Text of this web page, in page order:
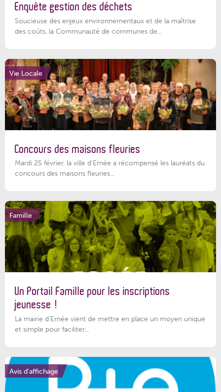
Enquête gestion des déchets
Soucieuse des enjeux environnementaux et de la maîtrise
des coûts, la Communauté de communes de...
Vie Locale
Concours des maisons fleuries
Mardi 25 février, la ville d'Ernée a récompensé les lauréats du
concours des maisons fleuries...
Famille
Un Portail Famille pour les inscriptions
jeunesse !
La mairie d’Ernée vient de mettre en place un moyen unique
et simple pour faciliter...
Avis d'affichage